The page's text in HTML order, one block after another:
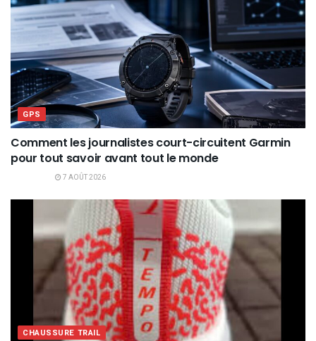
GPS
Comment les journalistes court-circuitent Garmin
pour tout savoir avant tout le monde
7 AOÛT 2026
CHAUSSURE TRAIL